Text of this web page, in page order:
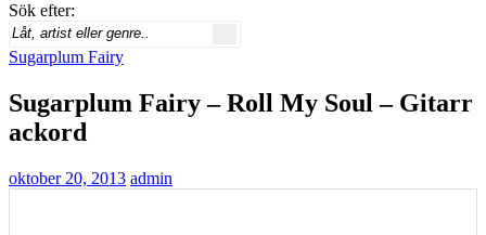
Sök efter:
Sugarplum Fairy
Sugarplum Fairy – Roll My Soul – Gitarr
ackord
oktober 20, 2013 admin